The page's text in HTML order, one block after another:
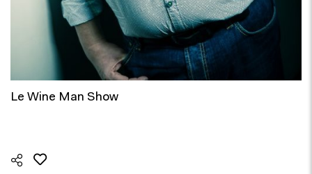
Le Wine Man Show